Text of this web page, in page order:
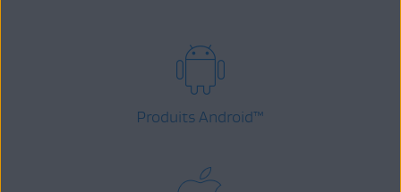
Produits Android™